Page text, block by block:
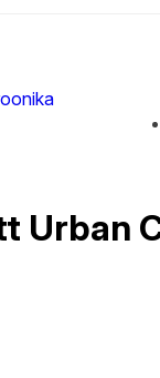
Urban